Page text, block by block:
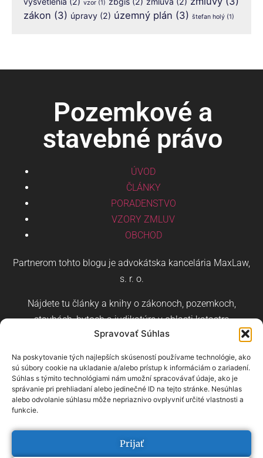
Spravovať Súhlas
Na poskytovanie tých najlepších skúseností používame technológie, ako
sú súbory cookie na ukladanie a/alebo prístup k informáciám o zariadení.
Súhlas s týmito technológiami nám umožní spracovávať údaje, ako je
správanie pri prehliadaní alebo jedinečné ID na tejto stránke. Nesúhlas
alebo odvolanie súhlasu môže nepriaznivo ovplyvniť určité vlastnosti a
funkcie.
Prijať
vzor (1)
zákon (3) úpravy (2) územný plán (3) štefan holý (1)
Pozemkové a
stavebné právo
ÚVOD
ČLÁNKY
PORADENSTVO
VZORY ZMLUV
OBCHOD
Partnerom tohto blogu je advokátska kancelária MaxLaw,
s. r. o.
Nájdete tu články a knihy o zákonoch, pozemkoch,
stavbách, bytoch a judikatúre v oblasti katastra
nehnuteľností a stavebného práva.
Angličtina Nemčina
prehľad pojmov–prehľad kategórií